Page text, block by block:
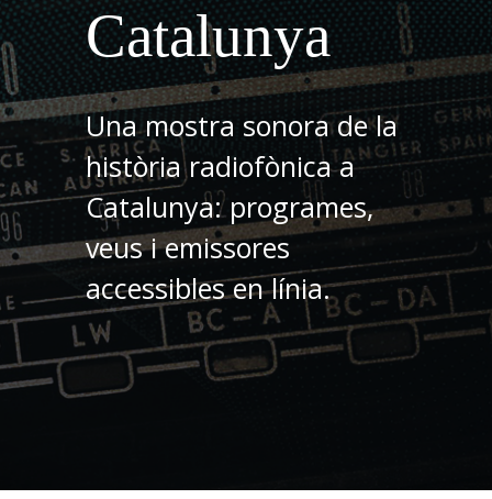
Catalunya
Una mostra sonora de la
història radiofònica a
Catalunya: programes,
veus i emissores
accessibles en línia.